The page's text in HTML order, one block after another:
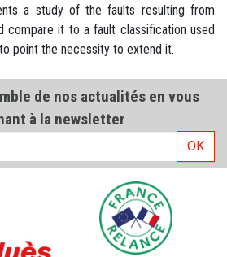
a study of the faults resulting from
compare it to a fault classification used
point the necessity to extend it.
de nos actualités en vous
à la newsletter
OK